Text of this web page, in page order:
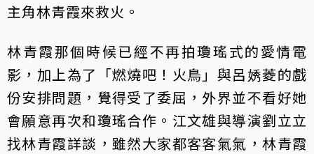
主角林青霞來救火。
林青霞那個時候已經不再拍瓊瑤式的愛情電
影，加上為了「燃燒吧！火鳥」與呂㛢菱的戲
份安排問題，覺得受了委屈，外界並不看好她
會願意再次和瓊瑤合作。江文雄與導演劉立立
找林青霞詳談，雖然大家都客客氣氣，林青霞